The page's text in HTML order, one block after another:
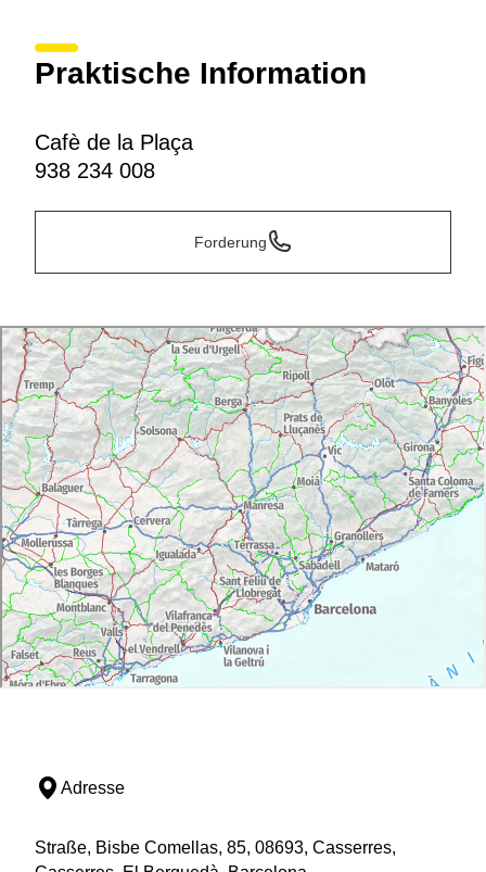
Praktische Information
Cafè de la Plaça
938 234 008
Forderung
Adresse
Straße, Bisbe Comellas, 85, 08693, Casserres,